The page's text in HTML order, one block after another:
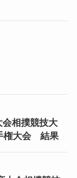
相撲競技大
権大会 結果